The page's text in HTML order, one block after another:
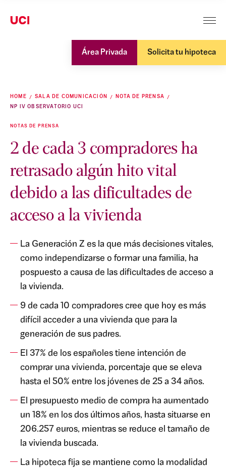
Área Privada Solicita tu hipoteca
HOME SALA DE COMUNICACIÓN
NOTA DE PRENSA
NP IV OBSERVATORIO UCI
NOTAS DE PRENSA
2 de cada 3 compradores ha
retrasado algún hito vital
debido a las dificultades de
acceso a la vivienda
La Generación Z es la que más decisiones vitales,
como independizarse o formar una familia, ha
pospuesto a causa de las dificultades de acceso a
la vivienda.
9 de cada 10 compradores cree que hoy es más
difícil acceder a una vivienda que para la
generación de sus padres.
El 37% de los españoles tiene intención de
comprar una vivienda, porcentaje que se eleva
hasta el 50% entre los jóvenes de 25 a 34 años.
El presupuesto medio de compra ha aumentado
un 18% en los dos últimos años, hasta situarse en
206.257 euros, mientras se reduce el tamaño de
la vivienda buscada.
La hipoteca fija se mantiene como la modalidad